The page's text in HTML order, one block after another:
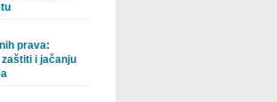
prava:
i jačanju